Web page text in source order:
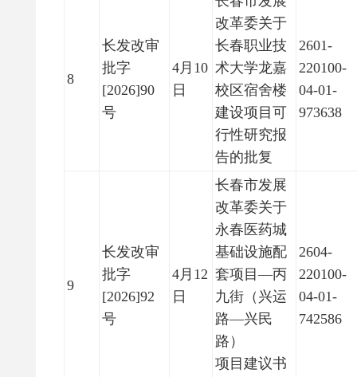
8
长发改审
批字
[2026]90
号
4月10
日
改革委关于
长春职业技
术大学龙嘉
校区宿舍楼
建设项目可
行性研究报
告的批复
2601-
220100-
04-01-
973638
9
长发改审
批字
[2026]92
号
4月12
日
长春市发展
改革委关于
永春医药城
基础设施配
套项目—丙
九街（兴运
路—兴民
路）
项目建议书
2604-
220100-
04-01-
742586